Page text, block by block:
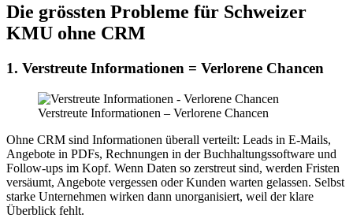
Die grössten Probleme für Schweizer
KMU ohne CRM
1. Verstreute Informationen = Verlorene Chancen
Verstreute Informationen – Verlorene Chancen
Ohne CRM sind Informationen überall verteilt: Leads in E-Mails,
Angebote in PDFs, Rechnungen in der Buchhaltungssoftware und
Follow-ups im Kopf. Wenn Daten so zerstreut sind, werden Fristen
versäumt, Angebote vergessen oder Kunden warten gelassen. Selbst
starke Unternehmen wirken dann unorganisiert, weil der klare
Überblick fehlt.